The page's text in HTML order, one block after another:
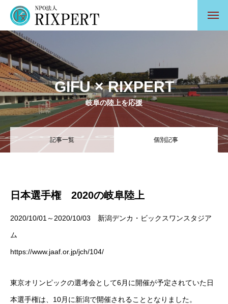
GIFU × RIXPERT
岐阜の陸上を応援
記事一覧 個別記事
日本選手権 2020の岐阜陸上
2020/10/01～2020/10/03 新潟デンカ・ビックスワンスタジア
ム
https://www.jaaf.or.jp/jch/104/
東京オリンピックの選考会として6月に開催が予定されていた日
本選手権は、10月に新潟で開催されることとなりました。